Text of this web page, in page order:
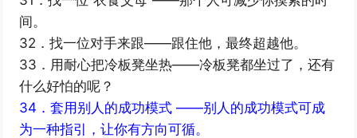
间。
32．找一位对手来跟——跟住他，最终超越他。
33．用耐心把冷板凳坐热——冷板凳都坐过了，还有
什么好怕的呢？
34．套用别人的成功模式 ——别人的成功模式可成
为一种指引，让你有方向可循。